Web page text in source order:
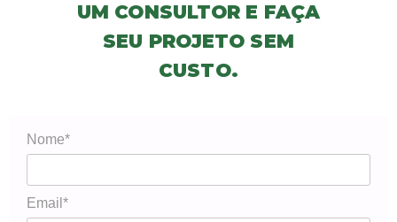
UM CONSULTOR E FAÇA
SEU PROJETO SEM
CUSTO.
Nome*
Email*